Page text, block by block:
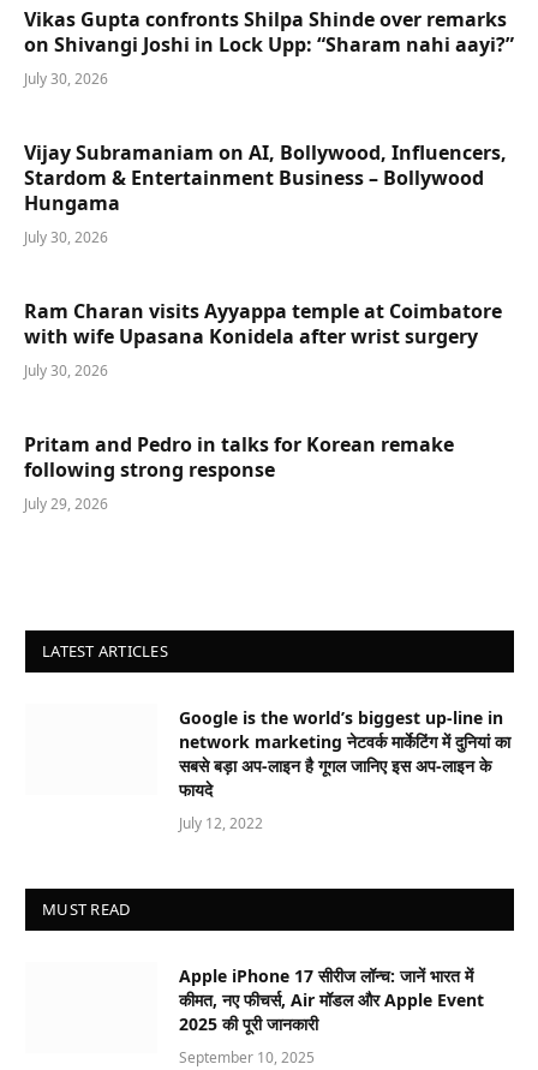
Vikas Gupta confronts Shilpa Shinde over remarks
on Shivangi Joshi in Lock Upp: “Sharam nahi aayi?”
July 30, 2026
Vijay Subramaniam on AI, Bollywood, Influencers,
Stardom & Entertainment Business – Bollywood
Hungama
July 30, 2026
Ram Charan visits Ayyappa temple at Coimbatore
with wife Upasana Konidela after wrist surgery
July 30, 2026
Pritam and Pedro in talks for Korean remake
following strong response
July 29, 2026
LATEST ARTICLES
Google is the world’s biggest up-line in
network marketing नेटवर्क मार्केटिंग में दुनियां का
सबसे बड़ा अप-लाइन है गूगल जानिए इस अप-लाइन के
फायदे
July 12, 2022
MUST READ
Apple iPhone 17 सीरीज लॉन्च: जानें भारत में
कीमत, नए फीचर्स, Air मॉडल और Apple Event
2025 की पूरी जानकारी
September 10, 2025